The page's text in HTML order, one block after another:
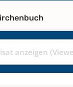
anzeigen